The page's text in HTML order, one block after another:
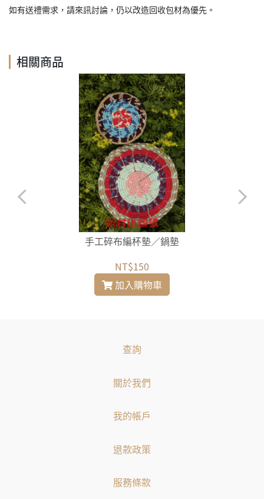
如有送禮需求，請來訊討論，仍以改造回收包材為優先。
相關商品
手工碎布編杯墊／鍋墊
NT$150
加入購物車
查詢
關於我們
我的帳戶
退款政策
服務條款